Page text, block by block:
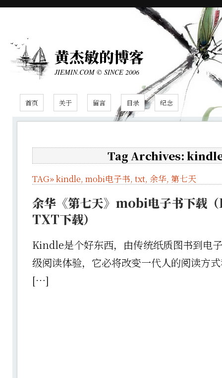
黄杰敏的博客
JIEMIN.COM © SINCE 2006
首页 关于 留言 目录 纪念
Tag Archives:
TAG»kindle, mobi电子书, txt, 余华, 第七天
余华《第七天》mobi电子书下载
TXT下载）
Kindle是个好东西，由传统纸质图书到电
级阅读体验，它必将改变一代人的阅读方
[…]